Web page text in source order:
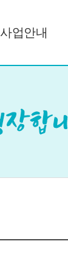
사업안내